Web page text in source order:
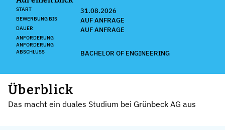
START 31.08.2026
BEWERBUNG BIS AUF ANFRAGE
DAUER AUF ANFRAGE
ANFORDERUNG
ANFORDERUNG
ABSCHLUSS
BACHELOR OF ENGINEERING
Überblick
Das macht ein duales Studium bei Grünbeck AG aus